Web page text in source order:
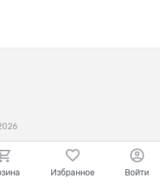
Избранное Войти